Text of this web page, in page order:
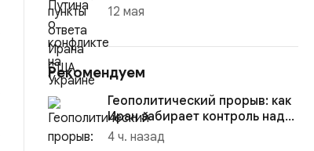
12 мая
Рекомендуем
Геополитический прорыв: как
Иран забирает контроль над
Ормузским проливом
4 ч. назад